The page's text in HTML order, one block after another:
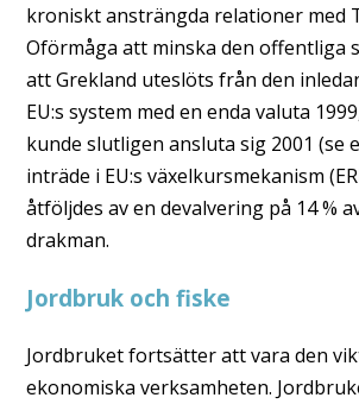
kroniskt ansträngda relationer med
Oförmåga att minska den offentliga
att Grekland uteslöts från den
EU:s system med en enda valuta
kunde slutligen ansluta sig 2001 (se
inträde i EU:s växelkursmekanism
åtföljdes av en devalvering på 14 %
drakman.
Jordbruk och fiske
Jordbruket fortsätter att vara den
ekonomiska verksamheten.